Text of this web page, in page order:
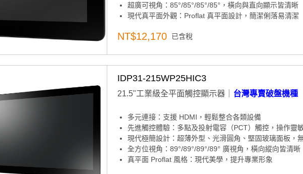
超廣可視角：85°/85°/85°/85°，橫向與直向顯示皆清晰
現代真平面外觀：Proflat 真平面設計，簡潔俐落易清潔
清晰顯示面板：7 吋 800x480 高亮度1000nits LCD，搭
NT$12,170 已含稅
IDP31-215WP25HIC3
21.5"工業級全平面觸控顯示器｜ 台灣專賣破盤機種
多元連接：支援 HDMI，輕鬆整合各類設備
先進觸控體驗：多點及投射電容（PCT）觸控，操作靈
現代極簡設計：超薄外型、光滑圓角、堅固玻璃面板，
全方位視角：89°/89°/89°/89° 廣視角，橫向縱向皆清晰
真平面 Proflat 風格：現代美學，提升專業形象